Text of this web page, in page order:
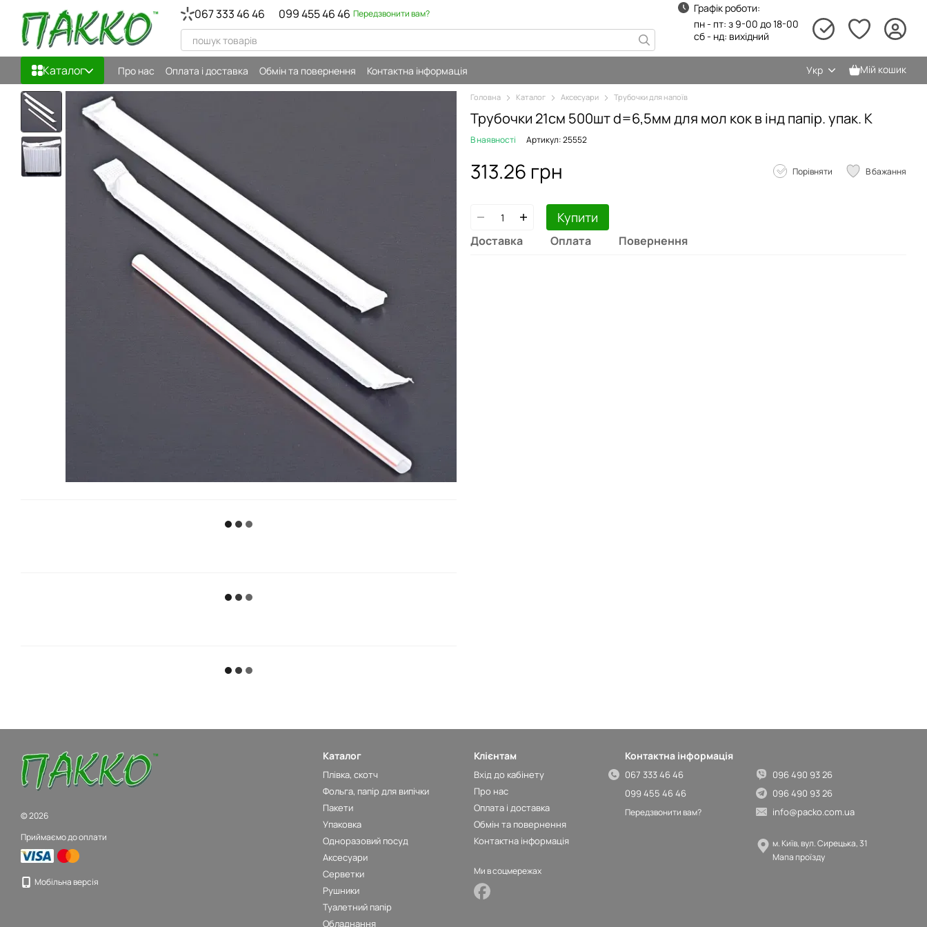
Перейти до основного контенту 067 333 46 46 099 455 46 46 Передзвонити вам?
Графік роботи:
пн - пт: з 9-00 до 18-00
сб - нд: вихідний
Каталог Про нас Оплата і доставка Обмін та повернення Контактна інформація Укр Мій кошик
Головна Каталог Аксесуари Трубочки для напоїв
Трубочки 21см 500шт d=6,5мм для мол кок в інд папір. упак. К
В наявності Артикул: 25552
313.26 грн Порівняти В бажання
Купити
Доставка Оплата Повернення
© 2026
Приймаємо до оплати
Мобільна версія
Каталог
Плівка, скотч
Фольга, папір для випічки
Пакети
Упаковка
Одноразовий посуд
Аксесуари
Серветки
Рушники
Туaлетний папір
Обладнання
Клієнтам
Вхід до кабінету
Про нас
Оплата і доставка
Обмін та повернення
Контактна інформація
Ми в соцмережах
Контактна інформація
067 333 46 46
099 455 46 46
Передзвонити вам?
096 490 93 26
096 490 93 26
info@packo.com.ua
м. Київ, вул. Сирецька, 31
Мапа проїзду